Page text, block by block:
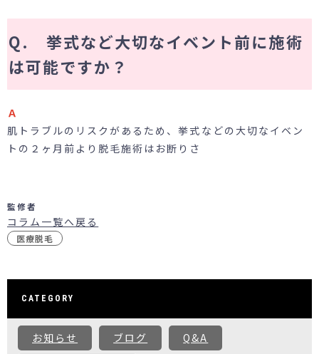
Q. 挙式など大切なイベント前に施術
は可能ですか？
Ａ
肌トラブルのリスクがあるため、挙式などの大切なイベン
トの２ヶ月前より脱毛施術はお断りさ
監修者
コラム一覧へ戻る
医療脱毛
CATEGORY
お知らせ ブログ
Q&A